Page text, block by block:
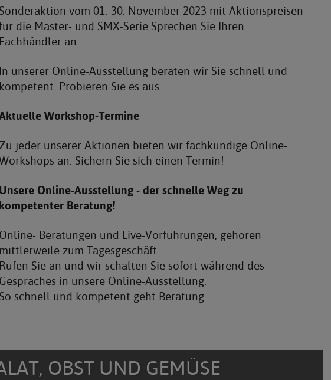
vom 01.-30. November 2023 mit Aktionspreisen
die Master- und SMX-Serie Sprechen Sie Ihren
an.
unserer Online-Ausstellung beraten wir Sie schnell und
Probieren Sie es aus.
Workshop-Termine
jeder unserer Aktionen bieten wir fachkundige Online-
an. Sichern Sie sich einen Termin!
Online-Ausstellung - der schnelle Weg zu
Beratung!
Beratungen und Live-Vorführungen, gehören
zum Tagesgeschäft.
Sie an und wir schalten Sie sofort während des
in unsere Online-Ausstellung.
schnell und kompetent geht Beratung.
OBST UND GEMÜSE